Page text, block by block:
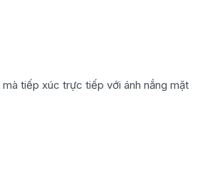
tiếp xúc trực tiếp với ánh nắng mặt